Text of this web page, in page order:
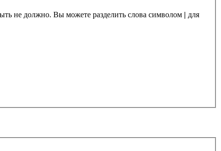
не должно. Вы можете разделить слова символом | для